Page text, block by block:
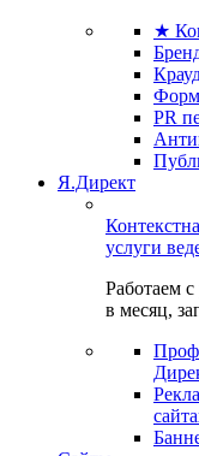
★
PR
Я.Директ
услуги
Работаем
в месяц,